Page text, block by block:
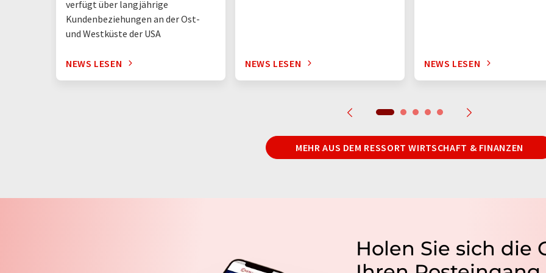
verfügt über langjährige
Kundenbeziehungen an der Ost-
und Westküste der USA
NEWS LESEN NEWS LESEN NEWS LESEN
MEHR AUS DEM RESSORT WIRTSCHAFT & FINANZEN
Holen Sie sich die